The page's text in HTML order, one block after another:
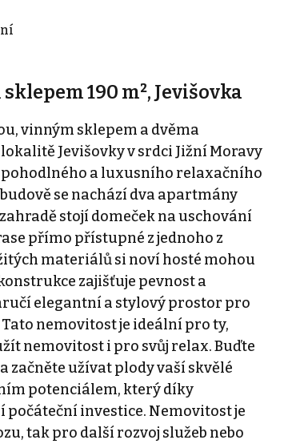
190 m², Jevišovka
vinným sklepem a dvěma
Jevišovky v srdci Jižní Moravy
a luxusního relaxačního
se nachází dva apartmány
stojí domeček na uschování
přímo přístupné z jednoho z
materiálů si noví hosté mohou
zajišťuje pevnost a
elegantní a stylový prostor pro
nemovitost je ideální pro ty,
nemovitost i pro svůj relax. Buďte
užívat plody vaší skvělé
potenciálem, který díky
počáteční investice. Nemovitost je
tak pro další rozvoj služeb nebo